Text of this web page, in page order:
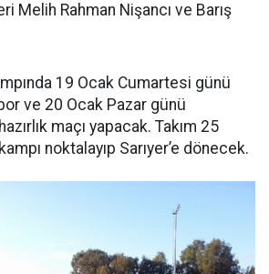
Melih Rahman Nişancı ve Barış
19 Ocak Cumartesi günü
ve 20 Ocak Pazar günü
maçı yapacak. Takım 25
noktalayıp Sarıyer’e dönecek.